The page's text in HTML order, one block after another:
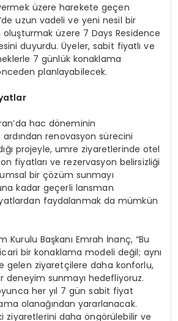
üzere harekete geçen
uzun vadeli ve yeni nesil bir
üzere 7 Days Residence
duyurdu. Üyeler, sabit fiyatlı ve
7 günlük konaklama
planlayabilecek.
hac döneminin
ardından renovasyon sürecini
projeyle, umre ziyaretlerinde otel
fiyatları ve rezervasyon belirsizliği
bir çözüm sunmayı
kadar geçerli lansman
faydalanmak da mümkün
Kurulu Başkanı Emrah İnanç, “Bu
bir konaklama modeli değil; aynı
gelen ziyaretçilere daha konforlu,
deneyim sunmayı hedefliyoruz.
her yıl 7 gün sabit fiyat
olanağından yararlanacak.
ziyaretlerini daha öngörülebilir ve